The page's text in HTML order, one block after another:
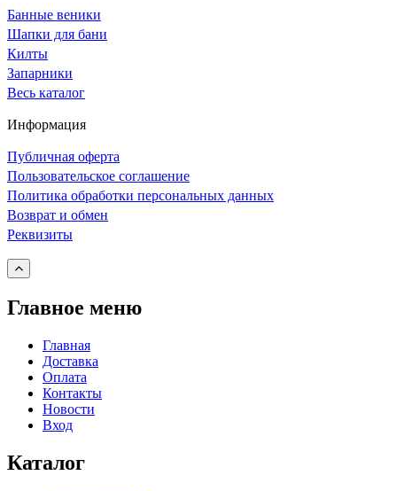
Банные веники
Шапки для бани
Килты
Запарники
Весь каталог
Информация
Публичная оферта
Пользовательское соглашение
Политика обработки персональных данных
Возврат и обмен
Реквизиты
Главное меню
Главная
Доставка
Оплата
Контакты
Новости
Вход
Каталог